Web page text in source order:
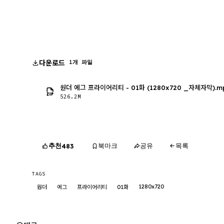
다운로드 1개 파일
원더 에그 프라이어리티 - 01화 (1280x720 _자체자막
526.2M
추천483 북마크 공유 목록
TAGS
원더 에그 프라이어리티 01화 1280x720